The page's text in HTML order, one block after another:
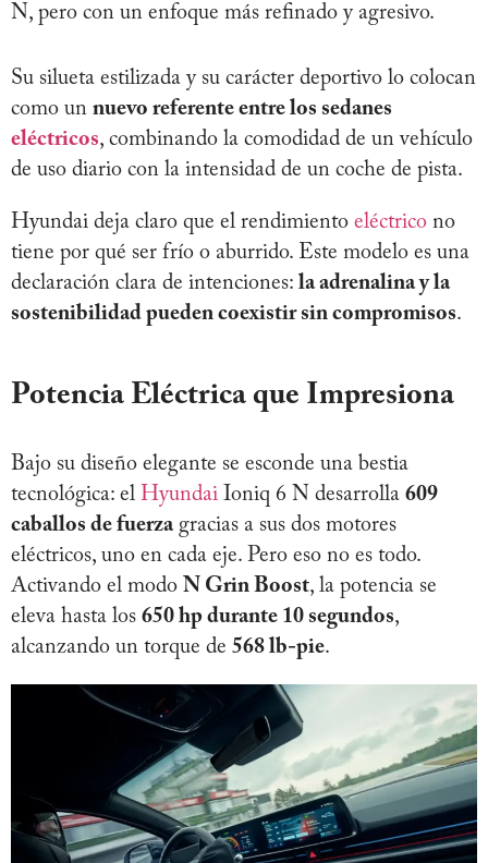
N, pero con un enfoque más refinado y agresivo.
Su silueta estilizada y su carácter deportivo lo colocan
como un nuevo referente entre los sedanes
eléctricos, combinando la comodidad de un vehículo
de uso diario con la intensidad de un coche de pista.
Hyundai deja claro que el rendimiento eléctrico no
tiene por qué ser frío o aburrido. Este modelo es una
declaración clara de intenciones: la adrenalina y la
sostenibilidad pueden coexistir sin compromisos.
Potencia Eléctrica que Impresiona
Bajo su diseño elegante se esconde una bestia
tecnológica: el Hyundai Ioniq 6 N desarrolla 609
caballos de fuerzagracias a sus dos motores
eléctricos, uno en cada eje. Pero eso no es todo.
Activando el modo N Grin Boost, la potencia se
eleva hasta los 650 hp durante 10 segundos,
alcanzando un torque de 568 lb-pie.